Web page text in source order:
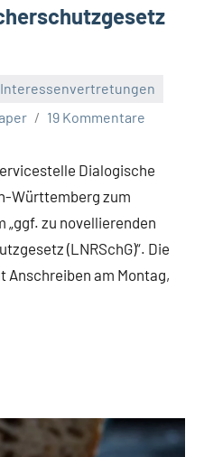
Interessenvertretungen
19 Kommentare
Dialogische
Württemberg zum
zu novellierenden
(LNRSchG)“. Die
am Montag,